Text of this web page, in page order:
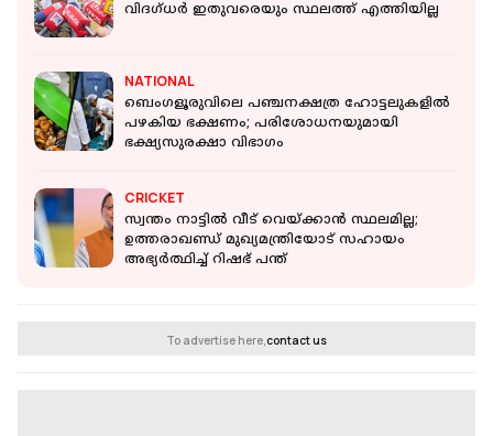
വിദഗ്ധര്‍ ഇതുവരെയും സ്ഥലത്ത് എത്തിയില്ല
NATIONAL
ബെംഗളൂരുവിലെ പഞ്ചനക്ഷത്ര ഹോട്ടലുകളിൽ
പഴകിയ ഭക്ഷണം; പരിശോധനയുമായി
ഭക്ഷ്യസുരക്ഷാ വിഭാഗം
CRICKET
സ്വന്തം നാട്ടിൽ വീട് വെയ്ക്കാൻ സ്ഥലമില്ല;
ഉത്തരാഖണ്ഡ് മുഖ്യമന്ത്രിയോട് സഹായം
അഭ്യർത്ഥിച്ച് റിഷഭ് പന്ത്
To advertise here, contact us